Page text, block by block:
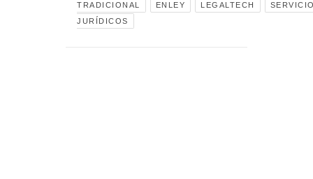
TRADICIONAL
ENLEY LEGALTECH
JURÍDICOS